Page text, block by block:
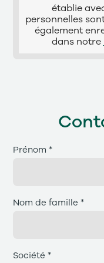
établie
personnelles
également
dans notre
Prénom *
Nom de famille *
Société *